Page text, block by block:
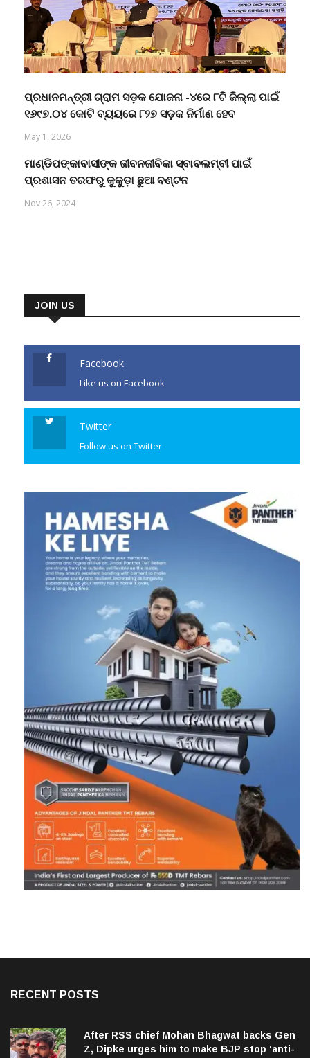
ପ୍ରଧାନମନ୍ତ୍ରୀ ଗ୍ରାମ ସଡ଼କ ଯୋଜନା -୪ରେ ୮ଟି ଜିଲ୍ଲା ପାଇଁ
୧୬୯୭.୦୪ କୋଟି ବ୍ୟୟରେ ୮୨୭ ସଡ଼କ ନିର୍ମାଣ ହେବ
May 1, 2026
ମାଣ୍ଡିପଙ୍କାବାସୀଙ୍କ ଜୀବନଜୀବିକା ସ୍ବାବଲମ୍ବୀ ପାଇଁ
ପ୍ରଶାସନ ତରଫରୁ କୁକୁଡ଼ା ଛୁଆ ବଣ୍ଟନ
Nov 26, 2024
JOIN US
Facebook
Like us on Facebook
Twitter
Follow us on Twitter
RECENT POSTS
After RSS chief Mohan Bhagwat backs Gen
Z, Dipke urges him to make BJP stop ‘anti-